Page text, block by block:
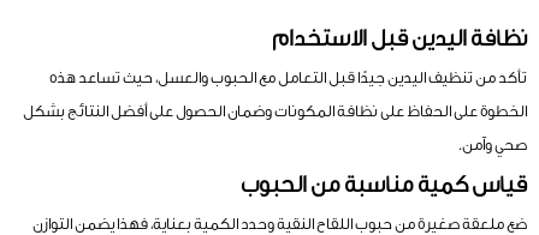
نظافة اليدين قبل الاستخدام
تأكد من تنظيف اليدين جيدًا قبل التعامل مع الحبوب والعسل، حيث تساعد هذه
الخطوة على الحفاظ على نظافة المكونات وضمان الحصول على أفضل النتائج بشكل
صحي وآمن.
قياس كمية مناسبة من الحبوب
ضع ملعقة صغيرة من حبوب اللقاح النقية وحدد الكمية بعناية، فهذا يضمن التوازن